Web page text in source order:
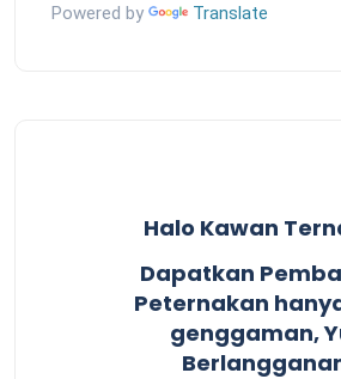
Powered by Translate
Halo Kawan
Dapatkan
Peternakan
genggaman,